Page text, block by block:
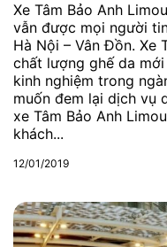
Xe Tâm Bảo Anh
vẫn được mọi người
Hà Nội – Vân Đồn. Xe
chất lượng ghế da
kinh nghiệm trong
muốn đem lại dịch vụ
xe Tâm Bảo Anh
khách...
12/01/2019